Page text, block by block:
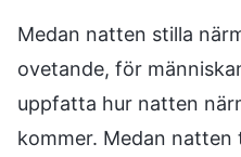
Medan natten stilla
ovetande, för
uppfatta hur natten
kommer. Medan natten